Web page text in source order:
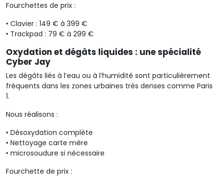
Fourchettes de prix :
• Clavier : 149 € à 399 €
• Trackpad : 79 € à 299 €
Oxydation et dégâts liquides : une spécialité
Cyber Jay
Les dégâts liés à l’eau ou à l’humidité sont particulièrement
fréquents dans les zones urbaines très denses comme Paris
1.
Nous réalisons :
• Désoxydation complète
• Nettoyage carte mère
• microsoudure si nécessaire
Fourchette de prix :